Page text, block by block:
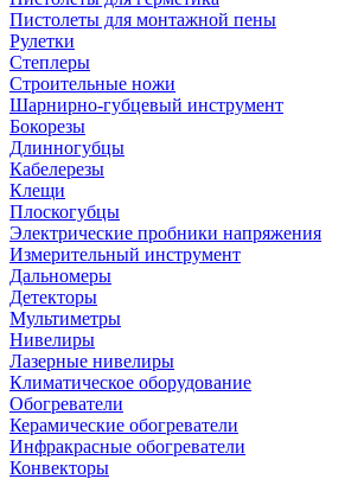
Пистолеты для монтажной пены
Рулетки
Степлеры
Строительные ножи
Шарнирно-губцевый инструмент
Бокорезы
Длинногубцы
Кабелерезы
Клещи
Плоскогубцы
Электрические пробники напряжения
Измерительный инструмент
Дальномеры
Детекторы
Мультиметры
Нивелиры
Лазерные нивелиры
Климатическое оборудование
Обогреватели
Керамические обогреватели
Инфракрасные обогреватели
Конвекторы